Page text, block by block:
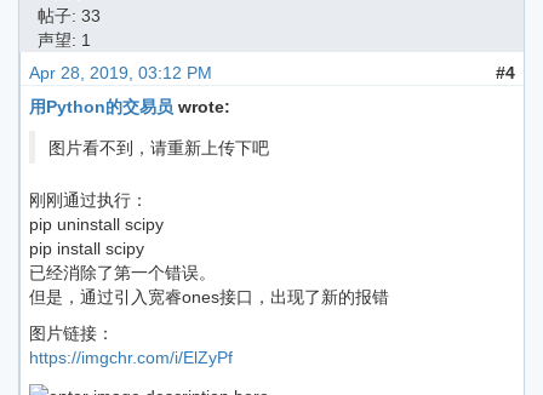
帖子: 33
声望: 1
Apr 28, 2019, 03:12 PM
#4
用Python的交易员 wrote:
图片看不到，请重新上传下吧
刚刚通过执行：
pip uninstall scipy
pip install scipy
已经消除了第一个错误。
但是，通过引入宽睿ones接口，出现了新的报错
图片链接：
https://imgchr.com/i/ElZyPf